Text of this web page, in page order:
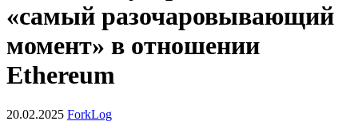
«самый разочаровывающий
момент» в отношении
Ethereum
20.02.2025 ForkLog